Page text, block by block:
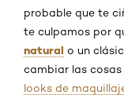
probable que te
te culpamos por
natural o un
cambiar las cosas
looks de